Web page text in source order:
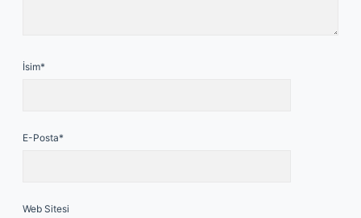
İsim*
E-Posta*
Web Sitesi